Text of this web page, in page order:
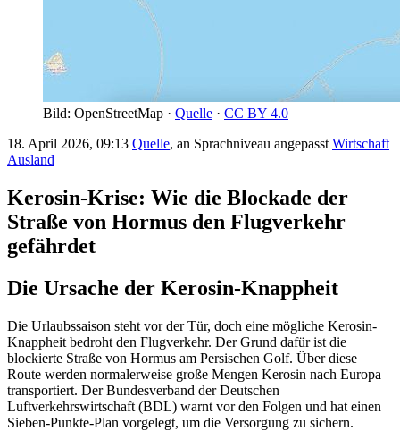
Bild: OpenStreetMap · Quelle · CC BY 4.0
18. April 2026, 09:13 Quelle, an Sprachniveau angepasst Wirtschaft
Ausland
Kerosin-Krise: Wie die Blockade der
Straße von Hormus den Flugverkehr
gefährdet
Die Ursache der Kerosin-Knappheit
Die Urlaubssaison steht vor der Tür, doch eine mögliche Kerosin-
Knappheit bedroht den Flugverkehr. Der Grund dafür ist die
blockierte Straße von Hormus am Persischen Golf. Über diese
Route werden normalerweise große Mengen Kerosin nach Europa
transportiert. Der Bundesverband der Deutschen
Luftverkehrswirtschaft (BDL) warnt vor den Folgen und hat einen
Sieben-Punkte-Plan vorgelegt, um die Versorgung zu sichern.